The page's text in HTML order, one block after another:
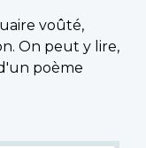
voûté,
On peut y lire,
poème